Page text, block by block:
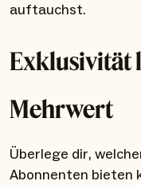
auftauchst.
Exklusivität
Mehrwert
Überlege dir,
Abonnenten bieten